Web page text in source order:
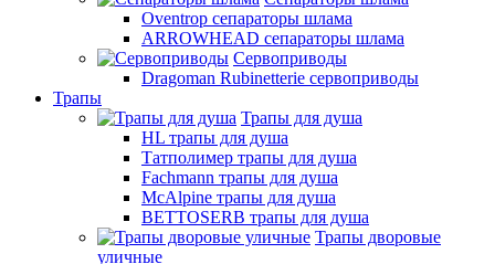
Oventrop cепараторы шлама
ARROWHEAD сепараторы шлама
Сервоприводы
Dragoman Rubinetterie сервоприводы
Трапы
Трапы для душа
HL трапы для душа
Татполимер трапы для душа
Fachmann трапы для душа
McAlpine трапы для душа
BETTOSERB трапы для душа
Трапы дворовые
уличные